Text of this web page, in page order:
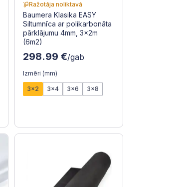
Ražotāja noliktavā
Baumera Klasika EASY
Siltumnīca ar polikarbonāta
pārklājumu 4mm, 3x2m
(6m2)
298.99 €/gab
Izmēri (mm)
3x2 3x4 3x6 3x8